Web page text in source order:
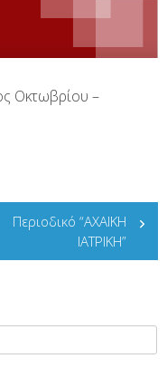
Οκτωβρίου –
Περιοδικό “ΑΧΑΪΚΗ
ΙΑΤΡΙΚΗ”